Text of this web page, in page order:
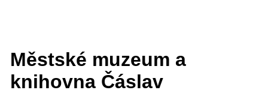
Městské muzeum a
knihovna Čáslav